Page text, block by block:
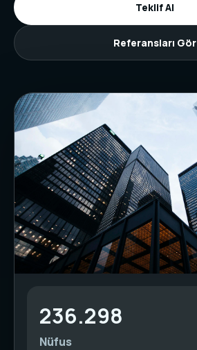
Teklif Al
Referansları Gör
236.298
Nüfus